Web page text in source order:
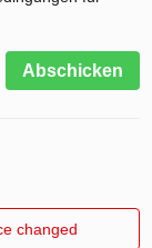
Abschicken
changed